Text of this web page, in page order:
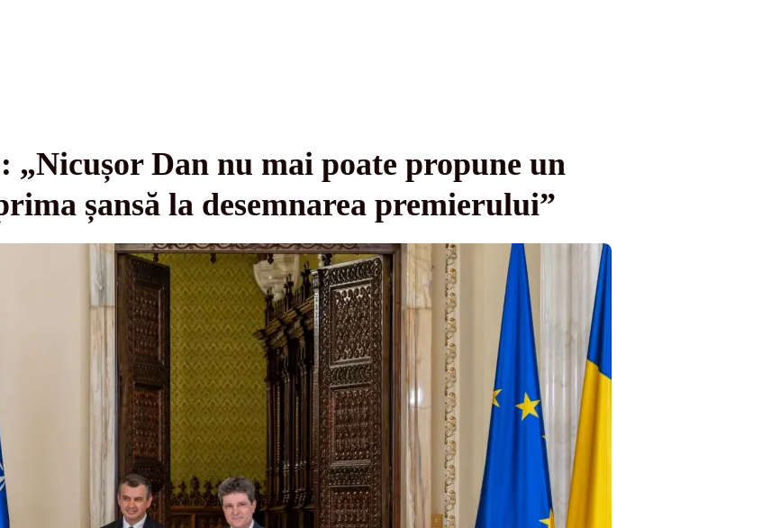
„Nicușor Dan nu mai poate propune un
șansă la desemnarea premierului”